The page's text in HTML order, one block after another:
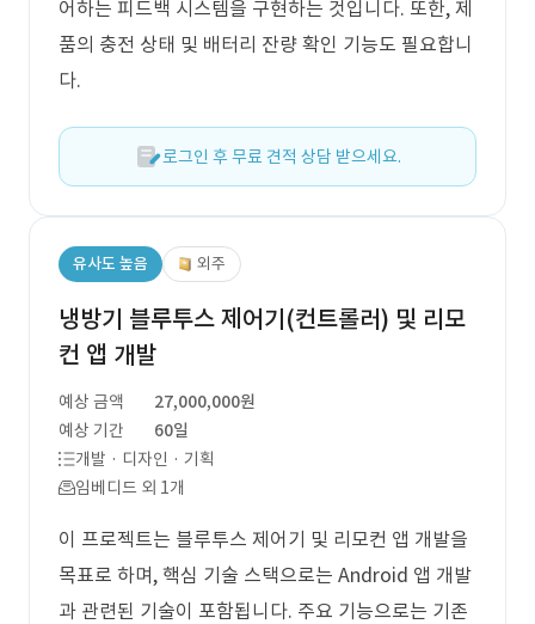
어하는 피드백 시스템을 구현하는 것입니다. 또한, 제
품의 충전 상태 및 배터리 잔량 확인 기능도 필요합니
다.
로그인 후 무료 견적 상담 받으세요.
유사도 높음 외주
냉방기 블루투스 제어기(컨트롤러) 및 리모
컨 앱 개발
예상 금액
27,000,000원
예상 기간
60일
개발 · 디자인 · 기획
임베디드 외 1개
이 프로젝트는 블루투스 제어기 및 리모컨 앱 개발을
목표로 하며, 핵심 기술 스택으로는 Android 앱 개발
과 관련된 기술이 포함됩니다. 주요 기능으로는 기존